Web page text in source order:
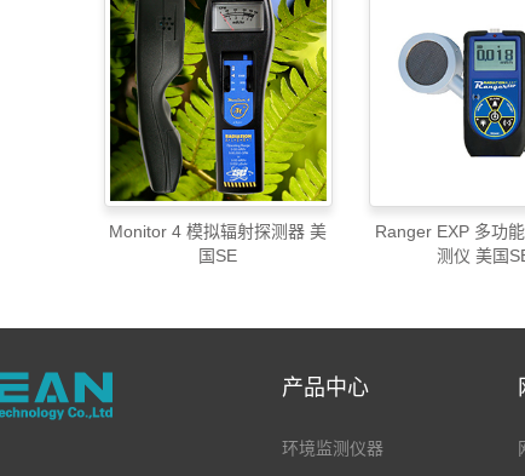
Monitor 4 模拟辐射探测器 美
国SE
Ranger EXP 多功
测仪 美国
产品中心
环境监测仪器